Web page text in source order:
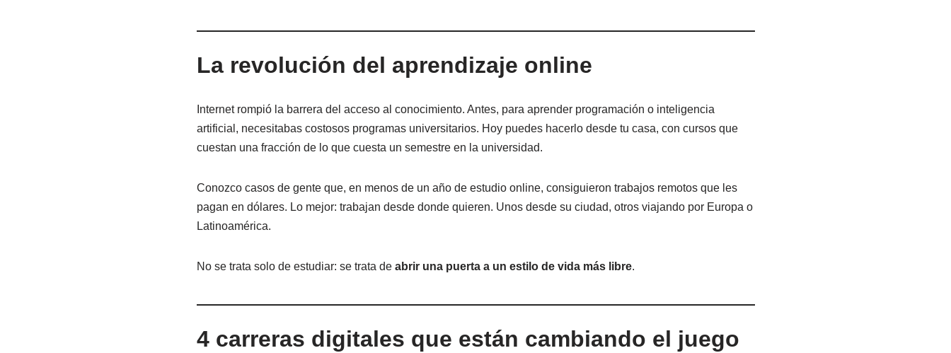
La revolución del aprendizaje online
Internet rompió la barrera del acceso al conocimiento. Antes, para aprender programación o inteligencia
artificial, necesitabas costosos programas universitarios. Hoy puedes hacerlo desde tu casa, con cursos que
cuestan una fracción de lo que cuesta un semestre en la universidad.
Conozco casos de gente que, en menos de un año de estudio online, consiguieron trabajos remotos que les
pagan en dólares. Lo mejor: trabajan desde donde quieren. Unos desde su ciudad, otros viajando por Europa o
Latinoamérica.
No se trata solo de estudiar: se trata de abrir una puerta a un estilo de vida más libre.
4 carreras digitales que están cambiando el juego